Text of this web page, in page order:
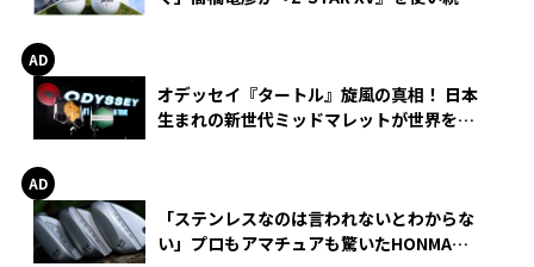
オデッセイ『タートル』旋風の真相！ 日本
生まれの新世代ミッドマレットが世界を席
「ステンレスなのは言われないとわからな
い」プロもアマチュアも驚いたHONMA